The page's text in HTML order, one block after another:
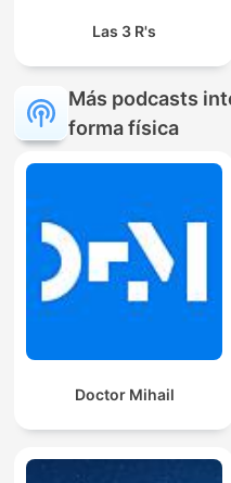
Las 3 R's
Más podcasts
forma física
Doctor Mihail